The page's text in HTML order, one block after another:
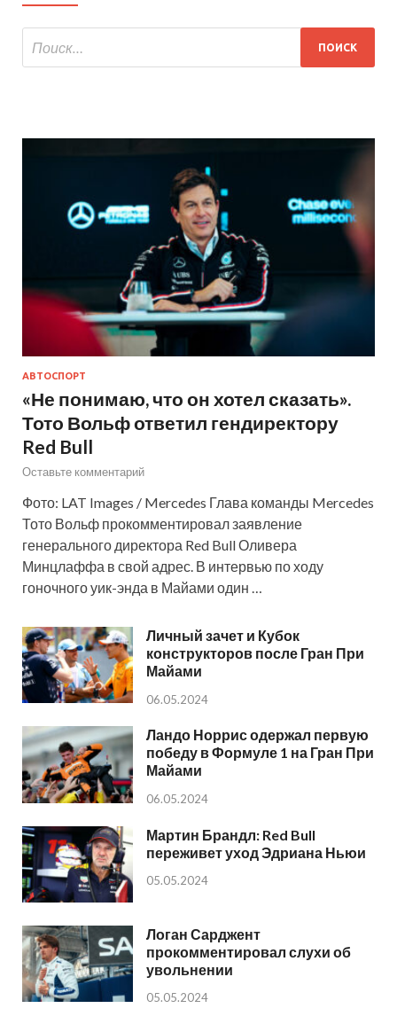
АВТОСПОРТ
«Не понимаю, что он хотел сказать».
Тото Вольф ответил гендиректору
Red Bull
Оставьте комментарий
Фото: LAT Images / Mercedes Глава команды Mercedes
Тото Вольф прокомментировал заявление
генерального директора Red Bull Оливера
Минцлаффа в свой адрес. В интервью по ходу
гоночного уик-энда в Майами один …
Личный зачет и Кубок
конструкторов после Гран При
Майами
06.05.2024
Ландо Норрис одержал первую
победу в Формуле 1 на Гран При
Майами
06.05.2024
Мартин Брандл: Red Bull
переживет уход Эдриана Ньюи
05.05.2024
Логан Сарджент
прокомментировал слухи об
увольнении
05.05.2024